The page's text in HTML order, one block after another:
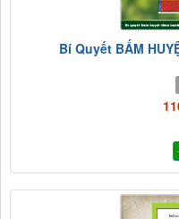
Bí Quyết BẤM